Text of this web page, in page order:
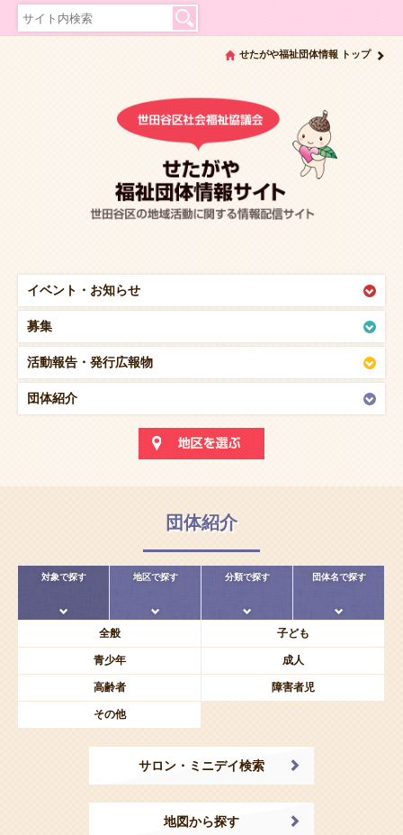
イベント・ お知らせ
募集
活動報告・ 発行広報物
団体紹介
せたがや福祉団体情報 トップ
団体紹介
対象で探す 地区で探す 分類で探す 団体名で探す
全般 子ども
青少年 成人
高齢者 障害者児
その他
サロン・ミニデイ検索
地図から探す